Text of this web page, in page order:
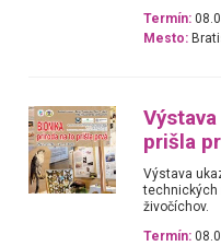
Termín:
Mesto:
prišla
Výstava
technických
živočíchov.
Termín: